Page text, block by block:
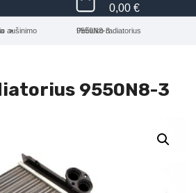
0,00€
Pečiuko radiatorius 9550N8-3
9550N8-3